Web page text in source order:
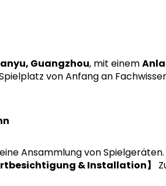
Guangzhou, mit einem
von Anfang an
Ansammlung von
& Installation】